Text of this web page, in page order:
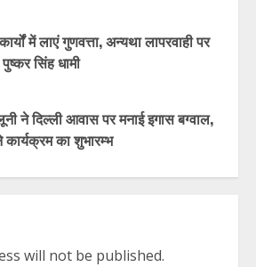
में लाएं गुणवत्ता, अन्यथा लापरवाही पर
सिंह धामी
ने दिल्ली आवास पर मनाई इगास बग्वाल,
का शुभारम्भ
will not be published.